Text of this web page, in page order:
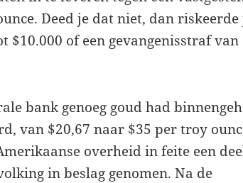
Deed je dat niet, dan riskeerde
$10.000 of een gevangenisstraf van
bank genoeg goud had
van $20,67 naar $35 per troy
overheid in feite een
in beslag genomen. Na de